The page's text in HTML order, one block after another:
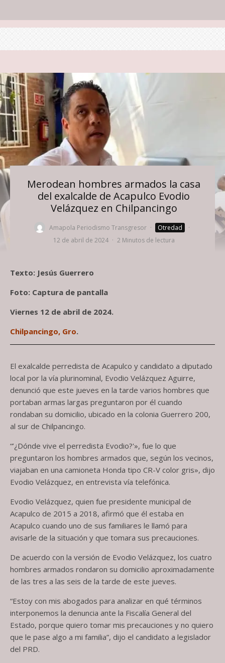
Merodean hombres armados la casa
del exalcalde de Acapulco Evodio
Velázquez en Chilpancingo
Amapola Periodismo Transgresor · Otredad
·
12 de abril de 2024 · 2 Minutos de lectura
Texto: Jesús Guerrero
Foto: Captura de pantalla
Viernes 12 de abril de 2024.
Chilpancingo, Gro.
El exalcalde perredista de Acapulco y candidato a diputado
local por la vía plurinominal, Evodio Velázquez Aguirre,
denunció que este jueves en la tarde varios hombres que
portaban armas largas preguntaron por él cuando
rondaban su domicilio, ubicado en la colonia Guerrero 200,
al sur de Chilpancingo.
“’¿Dónde vive el perredista Evodio?'», fue lo que
preguntaron los hombres armados que, según los vecinos,
viajaban en una camioneta Honda tipo CR-V color gris», dijo
Evodio Velázquez, en entrevista vía telefónica.
Evodio Velázquez, quien fue presidente municipal de
Acapulco de 2015 a 2018, afirmó que él estaba en
Acapulco cuando uno de sus familiares le llamó para
avisarle de la situación y que tomara sus precauciones.
De acuerdo con la versión de Evodio Velázquez, los cuatro
hombres armados rondaron su domicilio aproximadamente
de las tres a las seis de la tarde de este jueves.
“Estoy con mis abogados para analizar en qué términos
interponemos la denuncia ante la Fiscalía General del
Estado, porque quiero tomar mis precauciones y no quiero
que le pase algo a mi familia”, dijo el candidato a legislador
del PRD.